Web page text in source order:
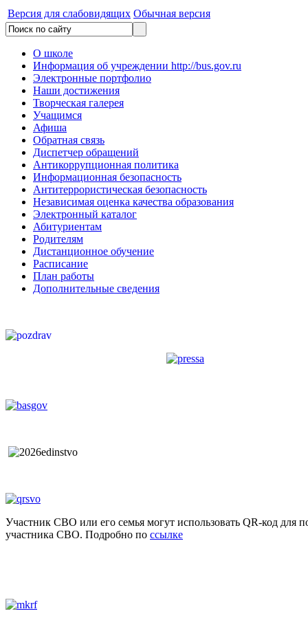
Версия для слабовидящих Обычная версия
О школе
Информация об учреждении http://bus.gov.ru
Электронные портфолио
Наши достижения
Творческая галерея
Учащимся
Афиша
Обратная связь
Диспетчер обращений
Антикоррупционная политика
Информационная безопасность
Антитеррористическая безопасность
Независимая оценка качества образования
Электронный каталог
Абитуриентам
Родителям
Дистанционное обучение
Расписание
План работы
Дополнительные сведения
Участник СВО или его семья могут использовать QR-код для
участника СВО. Подробно по ссылке